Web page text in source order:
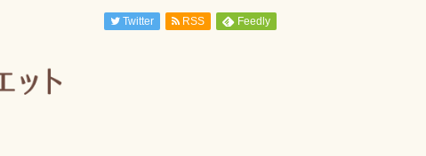
Twitter RSS Feedly